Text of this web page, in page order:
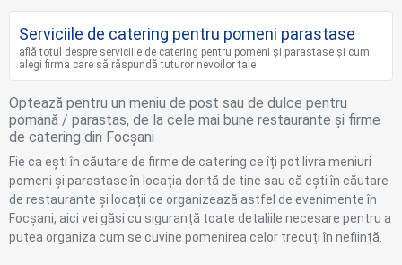
Serviciile de catering pentru pomeni parastase
află totul despre serviciile de catering pentru pomeni și parastase și cum
alegi firma care să răspundă tuturor nevoilor tale
Optează pentru un meniu de post sau de dulce pentru
pomană / parastas, de la cele mai bune restaurante și firme
de catering din Focșani
Fie ca ești în căutare de firme de catering ce îți pot livra meniuri
pomeni și parastase în locația dorită de tine sau că ești în căutare
de restaurante și locații ce organizează astfel de evenimente în
Focșani, aici vei găsi cu siguranță toate detaliile necesare pentru a
putea organiza cum se cuvine pomenirea celor trecuți în neființă.